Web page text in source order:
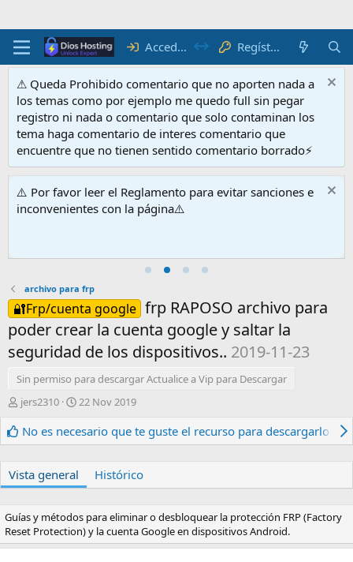
Acceder Regístrate
⚠ Queda Prohibido comentario que no aporten nada a
los temas como por ejemplo me quedo full sin pegar
registro ni nada o comentario que solo contaminan los
tema haga comentario de interes comentario que
encuentre que no tienen sentido comentario borrado⚡
⚠️ Por favor leer el Reglamento para evitar sanciones e
inconvenientes con la página⚠️
archivo para frp
🔐Frp/cuenta google frp RAPOSO archivo para
poder crear la cuenta google y saltar la
seguridad de los dispositivos.. 2019-11-23
Sin permiso para descargar Actualice a Vip para Descargar
A
t
o
jers2310
F
c
h
e
r
e
a
22 Nov 2019
No es necesario que te guste el recurso para descargarlo.
Vista general Histórico
Guías y métodos para eliminar o desbloquear la protección FRP (Factory
Reset Protection) y la cuenta Google en dispositivos Android.